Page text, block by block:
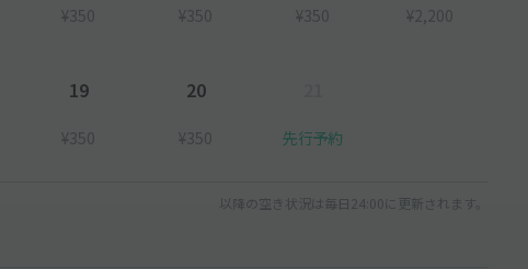
¥350 ¥350 ¥350 ¥2,200
19
¥350
20
¥350 先行予約
以降の空き状況は毎日24:00に更新されます。